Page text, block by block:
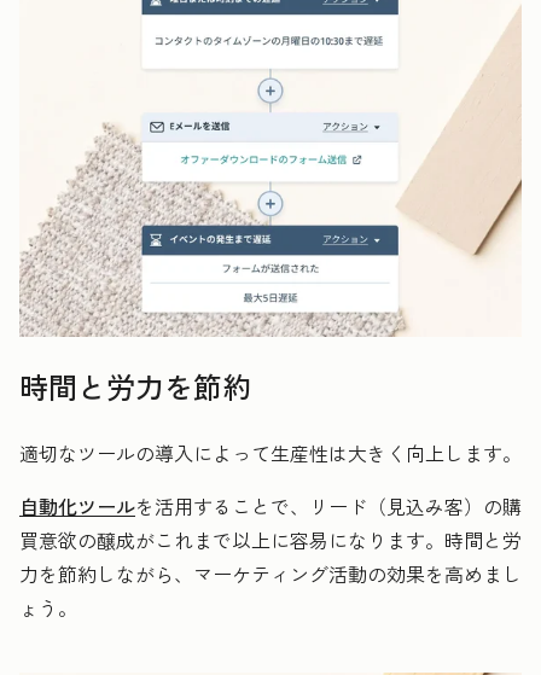
時間と労力を節約
適切なツールの導入によって生産性は大きく向上します。
自動化ツールを活用することで、リード（見込み客）の購
買意欲の醸成がこれまで以上に容易になります。時間と労
力を節約しながら、マーケティング活動の効果を高めまし
ょう。